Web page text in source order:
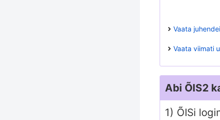
Vaata
Vaata viimati
Abi ÕIS2
1) ÕISi